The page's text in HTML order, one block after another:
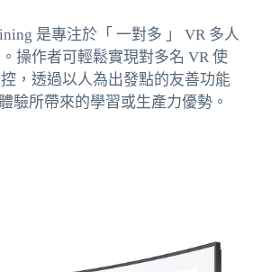
是專注於「 一對多 」 VR 多人
操作者可輕鬆實現對多名 VR 使
，透過以人為出發點的友善功能
驗所帶來的學習或生產力優勢。